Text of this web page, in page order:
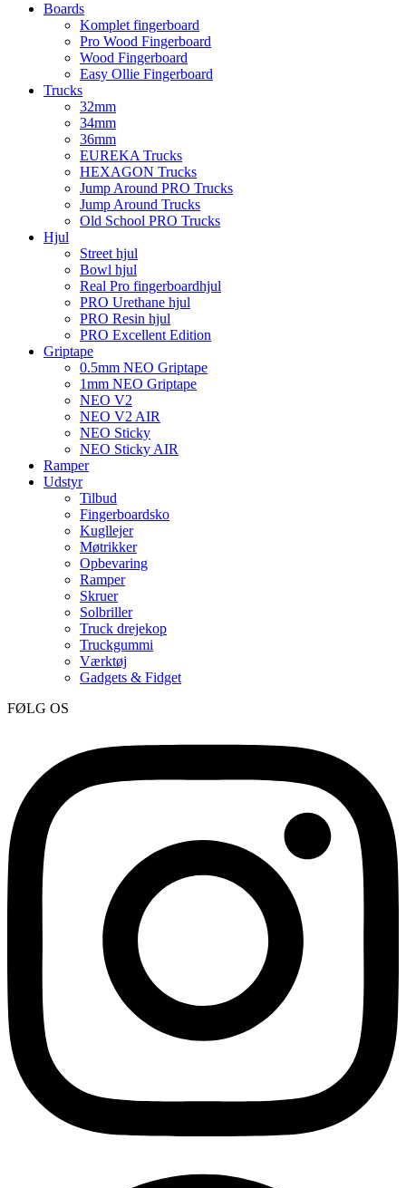
Boards
Komplet fingerboard
Pro Wood Fingerboard
Wood Fingerboard
Easy Ollie Fingerboard
Trucks
32mm
34mm
36mm
EUREKA Trucks
HEXAGON Trucks
Jump Around PRO Trucks
Jump Around Trucks
Old School PRO Trucks
Hjul
Street hjul
Bowl hjul
Real Pro fingerboardhjul
PRO Urethane hjul
PRO Resin hjul
PRO Excellent Edition
Griptape
0.5mm NEO Griptape
1mm NEO Griptape
NEO V2
NEO V2 AIR
NEO Sticky
NEO Sticky AIR
Ramper
Udstyr
Tilbud
Fingerboardsko
Kugllejer
Møtrikker
Opbevaring
Ramper
Skruer
Solbriller
Truck drejekop
Truckgummi
Værktøj
Gadgets & Fidget
FØLG OS